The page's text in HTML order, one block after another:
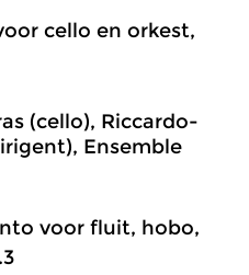
cello en orkest,
(cello), Riccardo-
Ensemble
voor fluit, hobo,